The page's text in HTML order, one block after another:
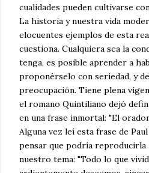
cualidades pueden cultivarse
La historia y nuestra vida
elocuentes ejemplos de esta
cuestiona. Cualquiera sea la
tenga, es posible aprender a
proponérselo con seriedad, y
preocupación. Tiene plena
el romano Quintiliano dejó
en una frase inmortal: "El
Alguna vez leí esta frase de
pensar que podría
nuestro tema: "Todo lo que